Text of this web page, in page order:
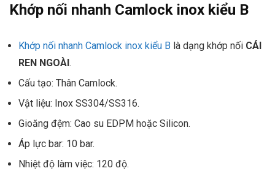
Khớp nối nhanh Camlock inox kiểu B
Khớp nối nhanh Camlock inox kiểu B là dạng khớp nối CÁI
REN NGOÀI.
Cấu tạo: Thân Camlock.
Vật liệu: Inox SS304/SS316.
Gioăng đệm: Cao su EDPM hoặc Silicon.
Áp lực bar: 10 bar.
Nhiệt độ làm việc: 120 độ.